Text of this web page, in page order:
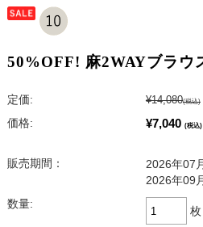
50%OFF! 麻2WAYブラウ
定価: ¥14,080(税込)
価格: ¥7,040 (税込)
販売期間：
2026年07
2026年09
数量:
枚